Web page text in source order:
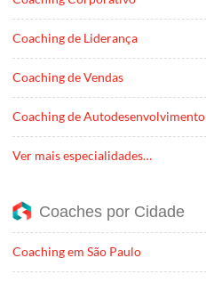
Coaching de Liderança
Coaching de Vendas
Coaching de Autodesenvolvimento
Ver mais especialidades…
Coaches por Cidade
Coaching em São Paulo